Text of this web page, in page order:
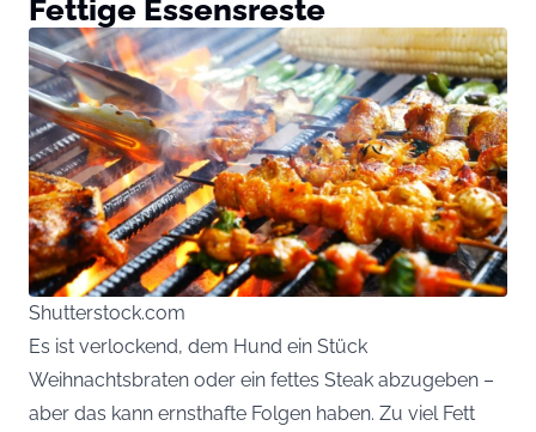
Fettige Essensreste
Shutterstock.com
Es ist verlockend, dem Hund ein Stück
Weihnachtsbraten oder ein fettes Steak abzugeben –
aber das kann ernsthafte Folgen haben. Zu viel Fett